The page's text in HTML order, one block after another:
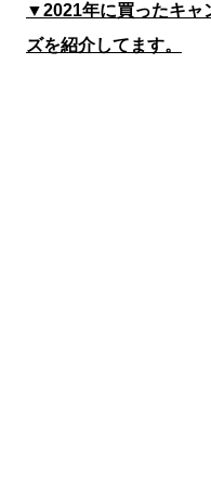
▼2021年に買ったキャ
ズを紹介してます。